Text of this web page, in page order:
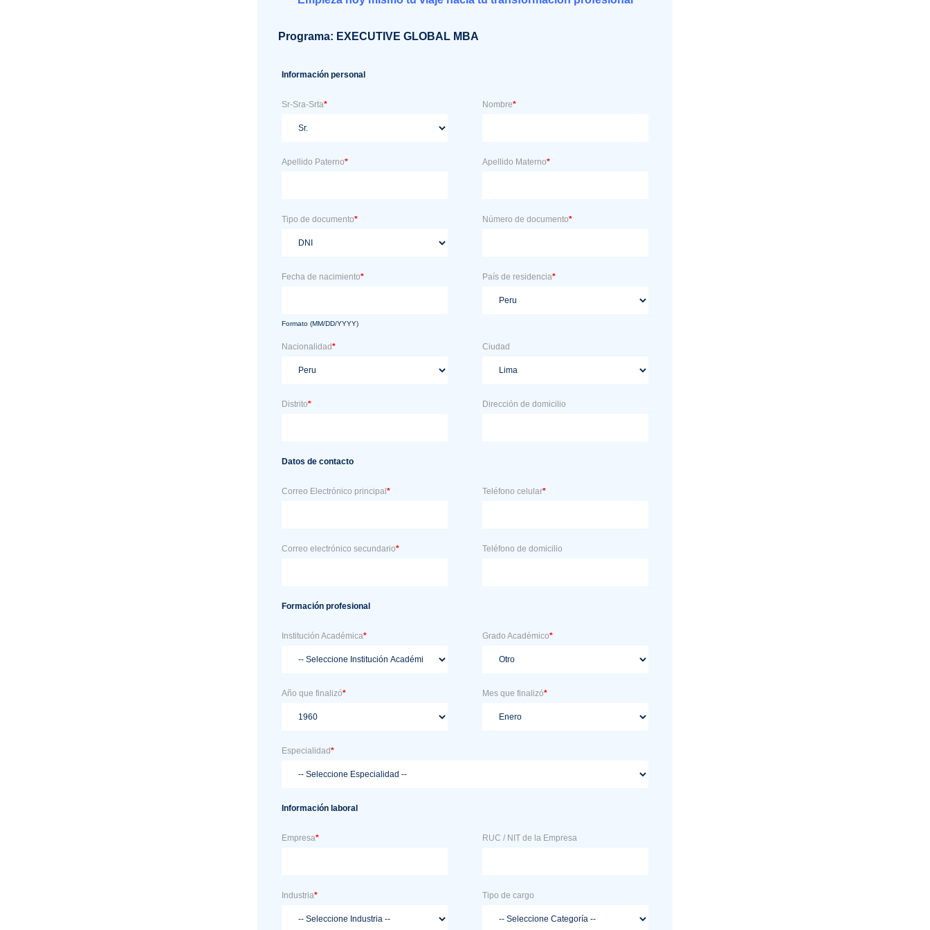
Programa: EXECUTIVE GLOBAL MBA
Información personal
Sr-Sra-Srta* Nombre*
Apellido Paterno* Apellido Materno*
Tipo de documento* Número de documento*
Fecha de nacimiento*
Formato (MM/DD/YYYY)
País de residencia*
Nacionalidad* Ciudad
Distrito* Dirección de domicilio
Datos de contacto
Correo Electrónico principal* Teléfono celular*
Correo electrónico secundario* Teléfono de domicilio
Formación profesional
Institución Académica* Grado Académico*
Año que finalizó* Mes que finalizó*
Especialidad*
Información laboral
Empresa* RUC / NIT de la Empresa
Industria* Tipo de cargo